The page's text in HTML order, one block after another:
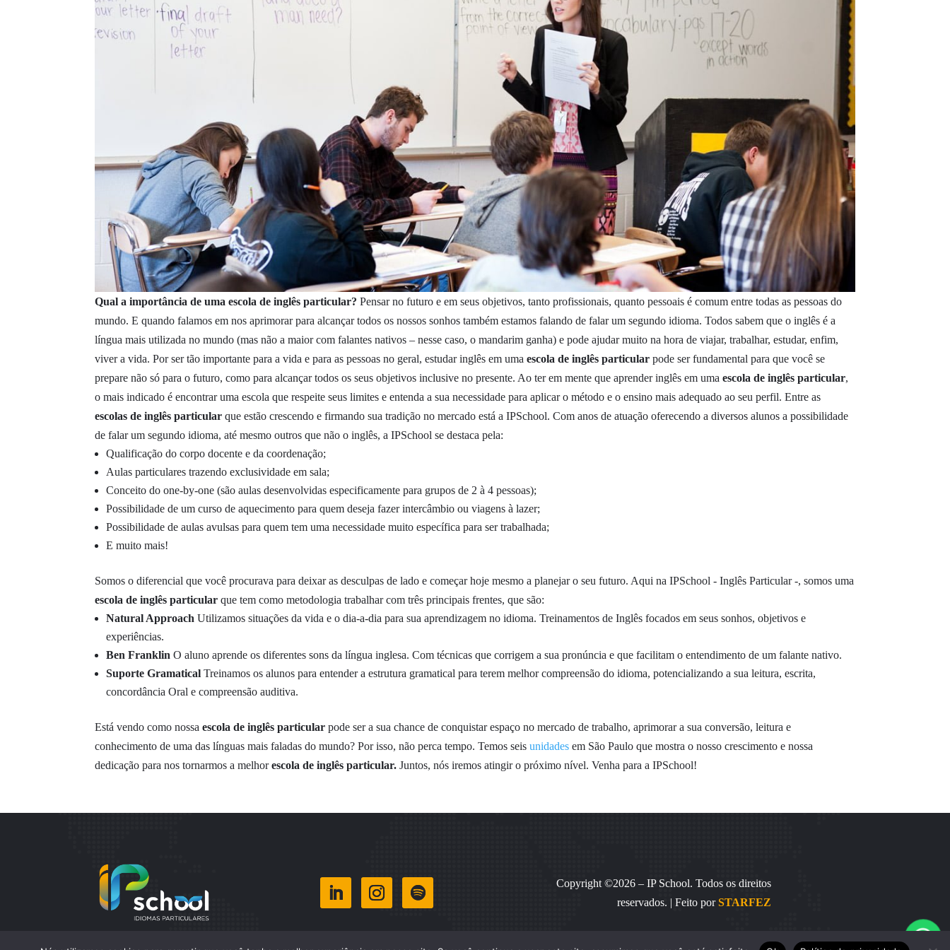
Qual a importância de uma escola de inglês particular? Pensar no futuro e em seus objetivos, tanto profissionais, quanto pessoais é comum entre todas as pessoas do
mundo. E quando falamos em nos aprimorar para alcançar todos os nossos sonhos também estamos falando de falar um segundo idioma. Todos sabem que o inglês é a
língua mais utilizada no mundo (mas não a maior com falantes nativos – nesse caso, o mandarim ganha) e pode ajudar muito na hora de viajar, trabalhar, estudar, enfim,
viver a vida. Por ser tão importante para a vida e para as pessoas no geral, estudar inglês em umaescola de inglês particular pode ser fundamental para que você se
prepare não só para o futuro, como para alcançar todos os seus objetivos inclusive no presente. Ao ter em mente que aprender inglês em umaescola de inglês particular,
o mais indicado é encontrar uma escola que respeite seus limites e entenda a sua necessidade para aplicar o método e o ensino mais adequado ao seu perfil. Entre as
escolas de inglês particular que estão crescendo e firmando sua tradição no mercado está a IPSchool. Com anos de atuação oferecendo a diversos alunos a possibilidade
de falar um segundo idioma, até mesmo outros que não o inglês, a IPSchool se destaca pela:
Qualificação do corpo docente e da coordenação;
Aulas particulares trazendo exclusividade em sala;
Conceito do one-by-one (são aulas desenvolvidas especificamente para grupos de 2 à 4 pessoas);
Possibilidade de um curso de aquecimento para quem deseja fazer intercâmbio ou viagens à lazer;
Possibilidade de aulas avulsas para quem tem uma necessidade muito específica para ser trabalhada;
E muito mais!
Somos o diferencial que você procurava para deixar as desculpas de lado e começar hoje mesmo a planejar o seu futuro. Aqui na IPSchool - Inglês Particular -, somos uma
escola de inglês particular que tem como metodologia trabalhar com três principais frentes, que são:
Natural Approach Utilizamos situações da vida e o dia-a-dia para sua aprendizagem no idioma. Treinamentos de Inglês focados em seus sonhos, objetivos e
experiências.
Ben Franklin O aluno aprende os diferentes sons da língua inglesa. Com técnicas que corrigem a sua pronúncia e que facilitam o entendimento de um falante nativo.
Suporte GramaticalTreinamos os alunos para entender a estrutura gramatical para terem melhor compreensão do idioma, potencializando a sua leitura, escrita,
concordância Oral e compreensão auditiva.
Está vendo como nossaescola de inglês particular pode ser a sua chance de conquistar espaço no mercado de trabalho, aprimorar a sua conversão, leitura e
conhecimento de uma das línguas mais faladas do mundo? Por isso, não perca tempo. Temos seisunidades em São Paulo que mostra o nosso crescimento e nossa
dedicação para nos tornarmos a melhorescola de inglês particular. Juntos, nós iremos atingir o próximo nível. Venha para a IPSchool!
Copyright ©2026 – IP School. Todos os direitos
reservados. | Feito porSTARFEZ
